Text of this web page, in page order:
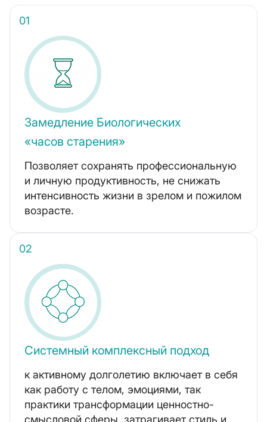
Замедление Биологических
«часов старения»
Позволяет сохранять профессиональную
и личную продуктивность, не снижать
интенсивность жизни в зрелом и пожилом
возрасте.
Системный комплексный подход
к активному долголетию включает в себя
как работу с телом, эмоциями, так
практики трансформации ценностно-
смысловой сферы, затрагивает стиль и